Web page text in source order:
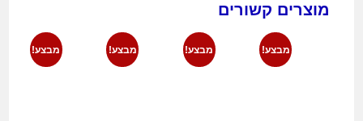
מוצרים קשורים
מבצע! מבצע! מבצע! מבצע!